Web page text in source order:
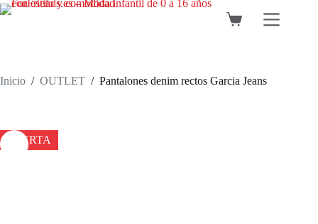
Saltar
al
Carro
Inicio / OUTLET / Pantalones denim rectos Garcia Jeans
OFERTA